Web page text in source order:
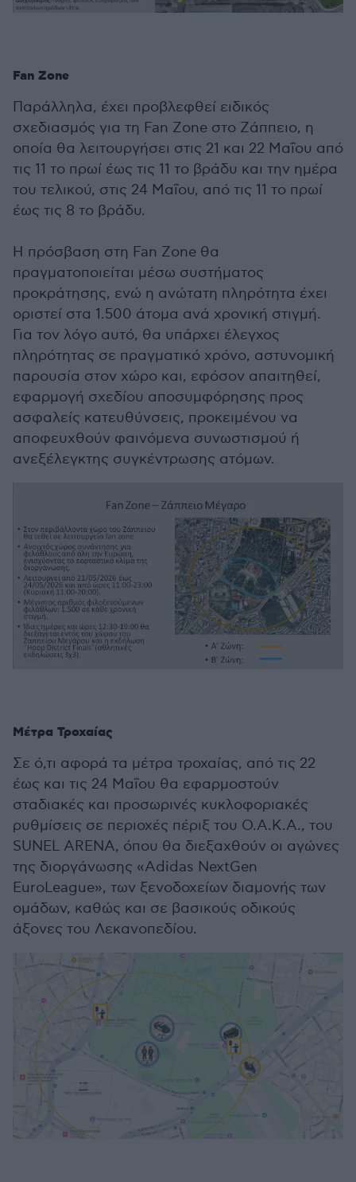
Fan Zone
Παράλληλα, έχει προβλεφθεί ειδικός
σχεδιασμός για τη Fan Zone στο Ζάππειο, η
οποία θα λειτουργήσει στις 21 και 22 Μαΐου από
τις 11 το πρωί έως τις 11 το βράδυ και την ημέρα
του τελικού, στις 24 Μαΐου, από τις 11 το πρωί
έως τις 8 το βράδυ.
Η πρόσβαση στη Fan Zone θα
πραγματοποιείται μέσω συστήματος
προκράτησης, ενώ η ανώτατη πληρότητα έχει
οριστεί στα 1.500 άτομα ανά χρονική στιγμή.
Για τον λόγο αυτό, θα υπάρχει έλεγχος
πληρότητας σε πραγματικό χρόνο, αστυνομική
παρουσία στον χώρο και, εφόσον απαιτηθεί,
εφαρμογή σχεδίου αποσυμφόρησης προς
ασφαλείς κατευθύνσεις, προκειμένου να
αποφευχθούν φαινόμενα συνωστισμού ή
ανεξέλεγκτης συγκέντρωσης ατόμων.
Μέτρα Τροχαίας
Σε ό,τι αφορά τα μέτρα τροχαίας, από τις 22
έως και τις 24 Μαΐου θα εφαρμοστούν
σταδιακές και προσωρινές κυκλοφοριακές
ρυθμίσεις σε περιοχές πέριξ του Ο.Α.Κ.Α., του
SUNEL ARENA, όπου θα διεξαχθούν οι αγώνες
της διοργάνωσης «Adidas NextGen
EuroLeague», των ξενοδοχείων διαμονής των
ομάδων, καθώς και σε βασικούς οδικούς
άξονες του Λεκανοπεδίου.